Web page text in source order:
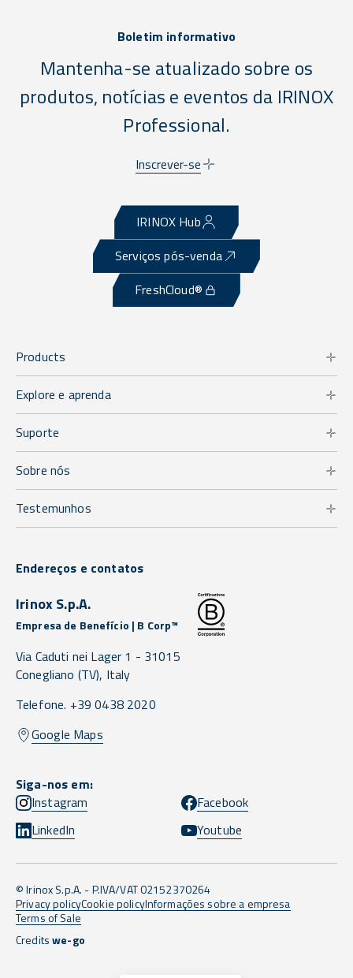
Boletim informativo
Mantenha-se atualizado sobre os
produtos, notícias e eventos da IRINOX
Professional.
Inscrever-se
IRINOX Hub
Serviços pós-venda
FreshCloud®
Products
Explore e aprenda
Suporte
Sobre nós
Testemunhos
Endereços e contatos
Irinox S.p.A.
Empresa de Benefício | B Corp™
Via Caduti nei Lager 1 - 31015
Conegliano (TV), Italy
Telefone. +39 0438 2020
Google Maps
Siga-nos em:
Instagram
Facebook
LinkedIn
Youtube
© Irinox S.p.A. - P.IVA/VAT 02152370264
Privacy policyCookie policyInformações sobre a empresa
Terms of Sale
Creditswe-go